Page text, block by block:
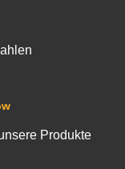
Produkte